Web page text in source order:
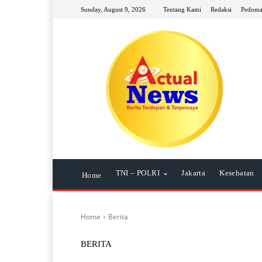
Sunday, August 9, 2026 Tentang Kami Redaksi
Home TNI – POLRI Jakarta Kesehatan
Home Berita
BERITA